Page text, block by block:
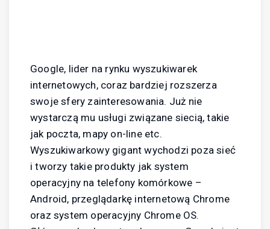
Google, lider na rynku wyszukiwarek
internetowych, coraz bardziej rozszerza
swoje sfery zainteresowania. Już nie
wystarczą mu usługi związane siecią, takie
jak poczta, mapy on-line etc.
Wyszukiwarkowy gigant wychodzi poza sieć
i tworzy takie produkty jak system
operacyjny na telefony komórkowe –
Android, przeglądarkę internetową Chrome
oraz system operacyjny Chrome OS.